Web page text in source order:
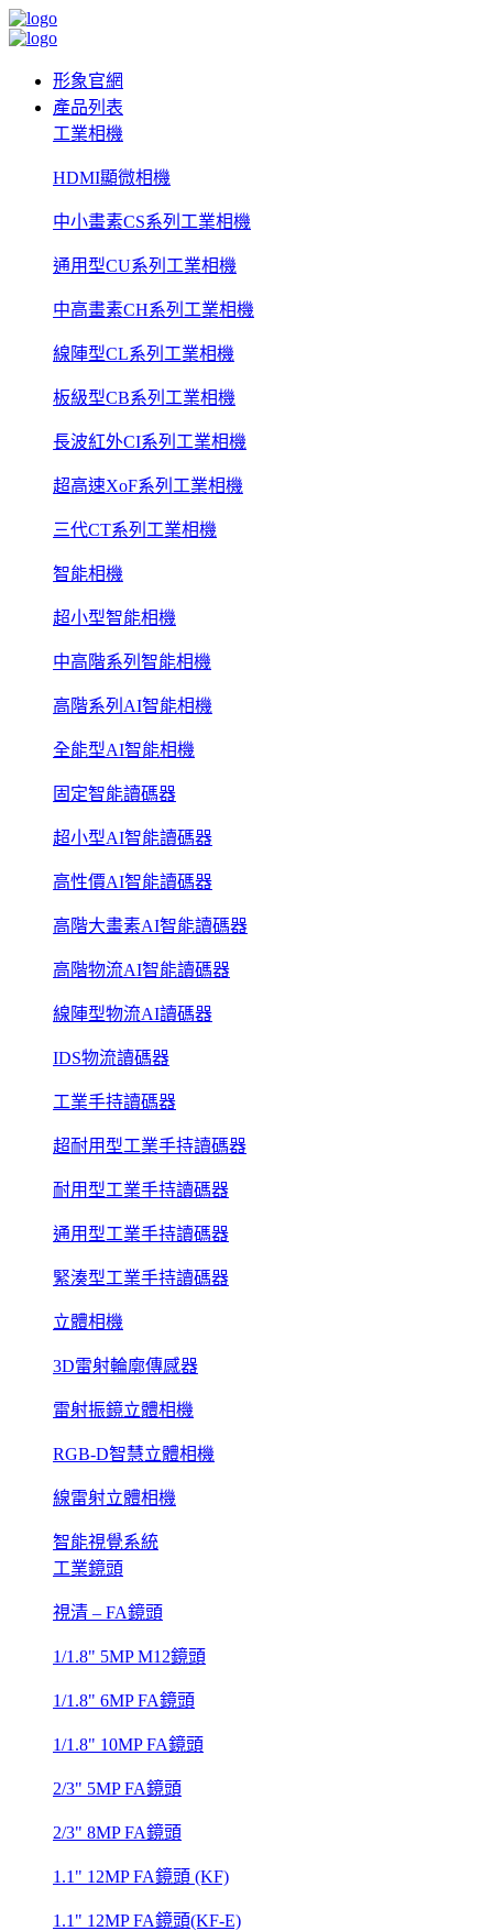
形象官網
產品列表
工業相機
HDMI顯微相機
中小畫素CS系列工業相機
通用型CU系列工業相機
中高畫素CH系列工業相機
線陣型CL系列工業相機
板級型CB系列工業相機
長波紅外CI系列工業相機
超高速XoF系列工業相機
三代CT系列工業相機
智能相機
超小型智能相機
中高階系列智能相機
高階系列AI智能相機
全能型AI智能相機
固定智能讀碼器
超小型AI智能讀碼器
高性價AI智能讀碼器
高階大畫素AI智能讀碼器
高階物流AI智能讀碼器
線陣型物流AI讀碼器
IDS物流讀碼器
工業手持讀碼器
超耐用型工業手持讀碼器
耐用型工業手持讀碼器
通用型工業手持讀碼器
緊湊型工業手持讀碼器
立體相機
3D雷射輪廓傳感器
雷射振鏡立體相機
RGB-D智慧立體相機
線雷射立體相機
智能視覺系統
工業鏡頭
視清 – FA鏡頭
1/1.8" 5MP M12鏡頭
1/1.8" 6MP FA鏡頭
1/1.8" 10MP FA鏡頭
2/3" 5MP FA鏡頭
2/3" 8MP FA鏡頭
1.1" 12MP FA鏡頭 (KF)
1.1" 12MP FA鏡頭(KF-E)